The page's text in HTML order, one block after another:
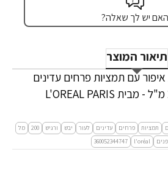
האם יש לך שאלה?
תיאור המוצר
עם תמציות פרחים עדינים
תמציות פרחים עדינים לעור יבש ורגיש 200
מל
פנים l'oréal
360052344747